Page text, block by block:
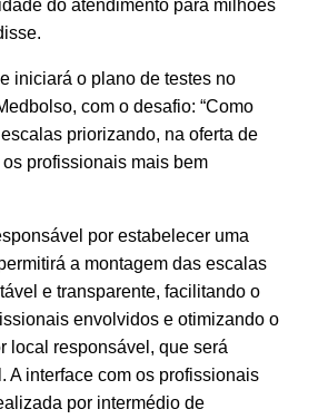
do atendimento para milhões
iniciará o plano de testes no
com o desafio: “Como
priorizando, na oferta de
profissionais mais bem
por estabelecer uma
a montagem das escalas
e transparente, facilitando o
envolvidos e otimizando o
local responsável, que será
A interface com os profissionais
por intermédio de